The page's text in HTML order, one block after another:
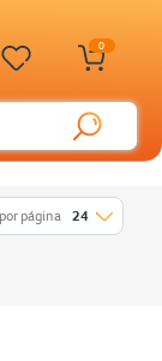
0
página 24